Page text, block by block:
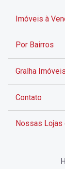
Imóveis à
Por Bairros
Gralha Imóveis
Contato
Nossas